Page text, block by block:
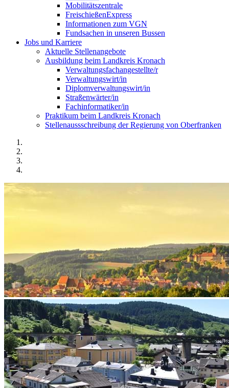
Mobilitätszentrale
FreischießenExpress
Informationen zum VGN
Fundsachen in unseren Bussen
Jobs und Karriere
Aktuelle Stellenangebote
Ausbildung beim Landkreis Kronach
Verwaltungsfachangestellte/r
Verwaltungswirt/in
Diplomverwaltungswirt/in
Straßenwärter/in
Fachinformatiker/in
Praktikum beim Landkreis Kronach
Stellenaussschreibung der Regierung von Oberfranken